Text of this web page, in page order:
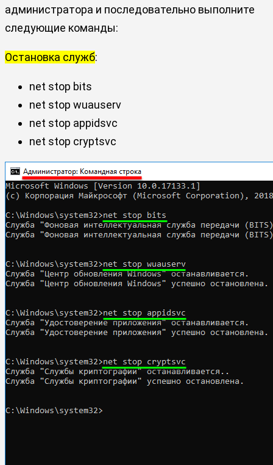
администратора и последовательно выполните
следующие команды:
Остановка служб:
net stop bits
net stop wuauserv
net stop appidsvc
net stop cryptsvc